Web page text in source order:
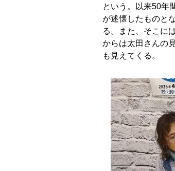
という。以来50年
が述懐したものと
る。また、そこに
からは太田さんの
も見えてくる。